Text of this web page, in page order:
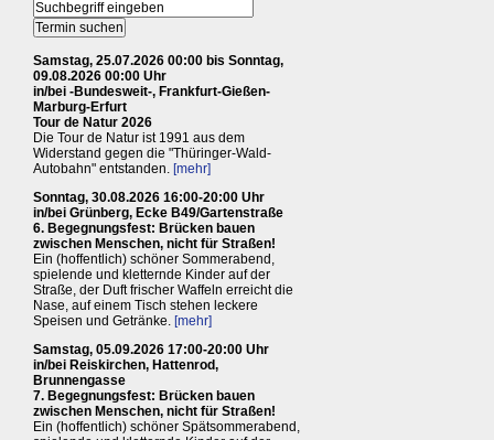
Samstag, 25.07.2026 00:00 bis Sonntag,
09.08.2026 00:00 Uhr
in/bei -Bundesweit-, Frankfurt-Gießen-
Marburg-Erfurt
Tour de Natur 2026
Die Tour de Natur ist 1991 aus dem
Widerstand gegen die "Thüringer-Wald-
Autobahn" entstanden. [mehr]
Sonntag, 30.08.2026 16:00-20:00 Uhr
in/bei Grünberg, Ecke B49/Gartenstraße
6. Begegnungsfest: Brücken bauen
zwischen Menschen, nicht für Straßen!
Ein (hoffentlich) schöner Sommerabend,
spielende und kletternde Kinder auf der
Straße, der Duft frischer Waffeln erreicht die
Nase, auf einem Tisch stehen leckere
Speisen und Getränke. [mehr]
Samstag, 05.09.2026 17:00-20:00 Uhr
in/bei Reiskirchen, Hattenrod,
Brunnengasse
7. Begegnungsfest: Brücken bauen
zwischen Menschen, nicht für Straßen!
Ein (hoffentlich) schöner Spätsommerabend,